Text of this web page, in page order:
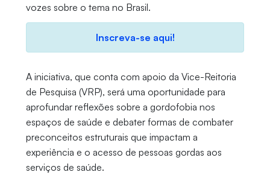
vozes sobre o tema no Brasil.
Inscreva-se aqui!
A iniciativa, que conta com apoio da Vice-Reitoria
de Pesquisa (VRP), será uma oportunidade para
aprofundar reflexões sobre a gordofobia nos
espaços de saúde e debater formas de combater
preconceitos estruturais que impactam a
experiência e o acesso de pessoas gordas aos
serviços de saúde.